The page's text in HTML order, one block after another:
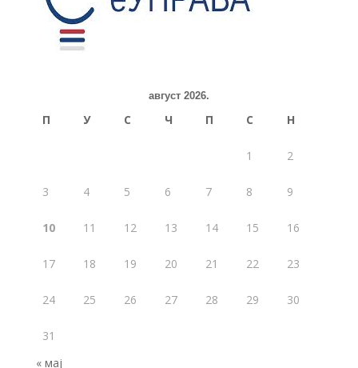
август 2026.
П У С Ч П С Н
1 2
3 4 5 6 7 8 9
10 11 12 13 14 15 16
17 18 19 20 21 22 23
24 25 26 27 28 29 30
31
« мај